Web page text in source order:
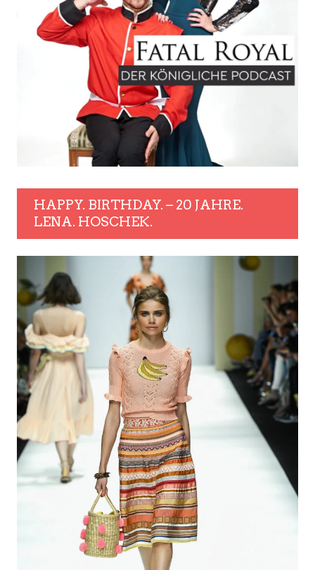
HAPPY. BIRTHDAY. – 20 JAHRE.
LENA. HOSCHEK.